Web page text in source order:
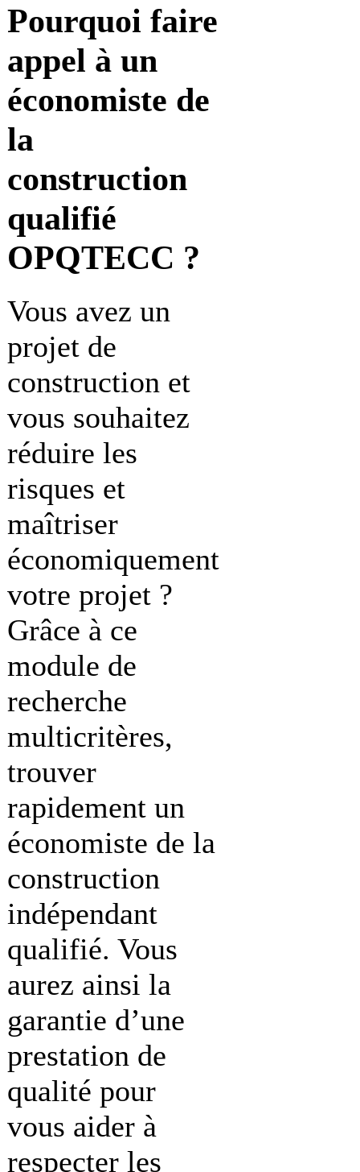
Pourquoi faire
appel à un
économiste de
la
construction
qualifié
OPQTECC ?
Vous avez un
projet de
construction et
vous souhaitez
réduire les
risques et
maîtriser
économiquement
votre projet ?
Grâce à ce
module de
recherche
multicritères,
trouver
rapidement un
économiste de la
construction
indépendant
qualifié. Vous
aurez ainsi la
garantie d’une
prestation de
qualité pour
vous aider à
respecter les